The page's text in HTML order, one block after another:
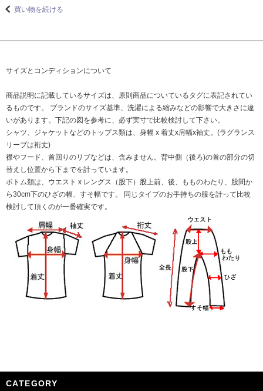
買い物を続ける
サイズとコンディションについて
商品説明に記載しているサイズは、原則商品についているタグに表記されてい
るものです。 ブランドのサイズ基準、洗濯による縮みなどの影響で大きさに違
いがあります。下記の図を参考に、必ず実寸で比較検討して下さい。
シャツ、ジャケットなどのトップス類は、身幅 x 着丈x肩幅x袖丈。(ラグランス
リーブは裄丈)
襟やフード、首回りのリブなどは、含みません。背中側（後ろ)の首の部分の切
替えし位置から下までを計っています。
ボトム類は、ウエスト x レングス（股下）股上前、後、もものわたり、股間か
ら30cm下のひざの幅、すそ幅です。 同じタイプのお手持ちの服を計って比較
検討して頂くのが一番確実です。
CATEGORY